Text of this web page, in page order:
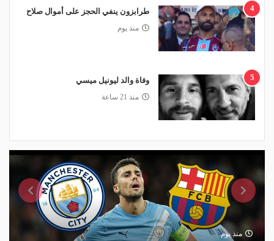
4 طرابزون ينفي الحجز على أموال صلاح
منذ يوم
5 وفاة والد ليونيل ميسي
منذ 21 ساعة
منذ يوم